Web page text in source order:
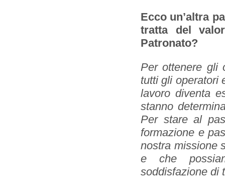
Ecco un’altra
tratta del
Patronato?
Per ottenere gli
tutti gli operatori
lavoro diventa
stanno
Per stare al
formazione e
nostra missione
e che
soddisfazione di